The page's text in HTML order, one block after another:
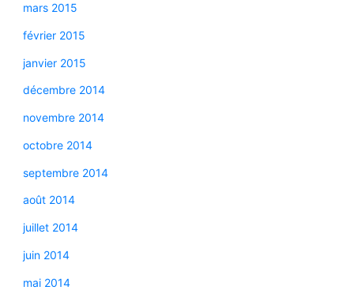
mars 2015
février 2015
janvier 2015
décembre 2014
novembre 2014
octobre 2014
septembre 2014
août 2014
juillet 2014
juin 2014
mai 2014